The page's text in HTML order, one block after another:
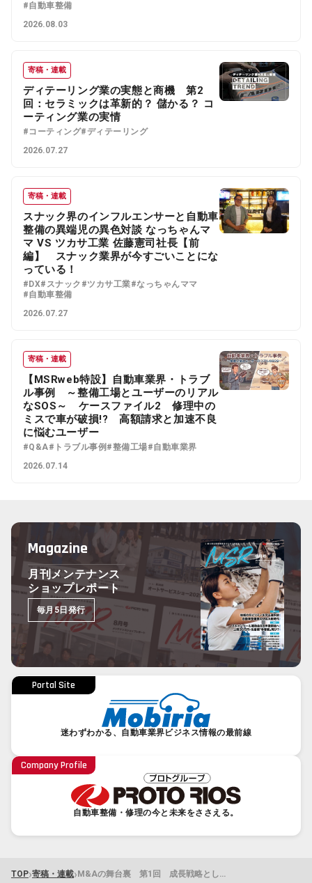
#自動車整備
2026.08.03
寄稿・連載
ディテーリング業の実態と商機 第2
回：セラミックは革新的？ 儲かる？ コ
ーティング業の実情
#コーティング#ディテーリング
2026.07.27
寄稿・連載
スナック界のインフルエンサーと自動車
整備の異端児の異色対談 なっちゃんマ
マ VS ツカサ工業 佐藤憲司社長【前
編】 スナック業界が今すごいことにな
っている！
#DX#スナック #ツカサ工業#なっちゃんママ
#自動車整備
2026.07.27
寄稿・連載
【MSRweb特設】自動車業界・トラブ
ル事例 ～整備工場とユーザーのリアル
なSOS～ ケースファイル2 修理中の
ミスで車が破損!? 高額請求と加速不良
に悩むユーザー
#Q&A#トラブル事例 #整備工場#自動車業界
2026.07.14
Magazine
月刊メンテナンス
ショップレポート
毎月5日発行
Portal Site
迷わずわかる、自動車業界ビジネス情報の最前線
Company Profile
自動車整備・修理の今と未来をささえる。
TOP›寄稿・連載› M&Aの舞台裏 第1回 成長戦略としてのM&A～買い手企業が語る「決断の裏側」